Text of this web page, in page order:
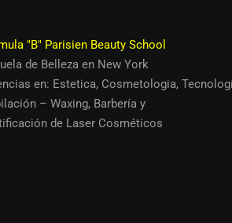
"B" Parisien Beauty School
de Belleza en New York
en: Estetica, Cosmetologia,
– Waxing, Barbería y
de Laser Cosméticos
Quieres ser
Siendo así.